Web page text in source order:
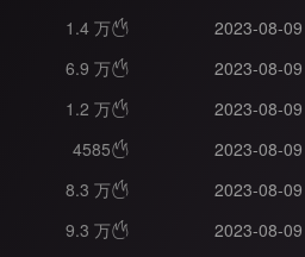
1.4 万
2023-08-09
6.9 万
2023-08-09
1.2 万
2023-08-09
4585
2023-08-09
8.3 万
2023-08-09
9.3 万
2023-08-09